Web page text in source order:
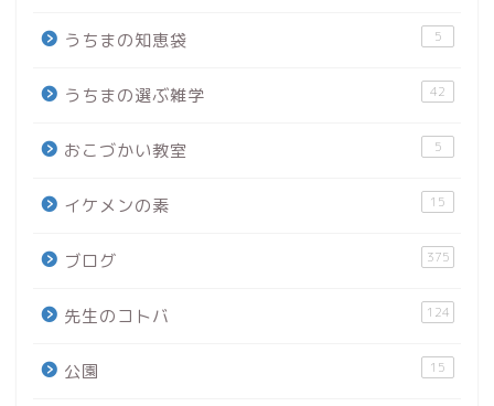
うちまの知恵袋 5
うちまの選ぶ雑学 42
おこづかい教室 5
イケメンの素 15
ブログ 375
先生のコトバ 124
公園 15